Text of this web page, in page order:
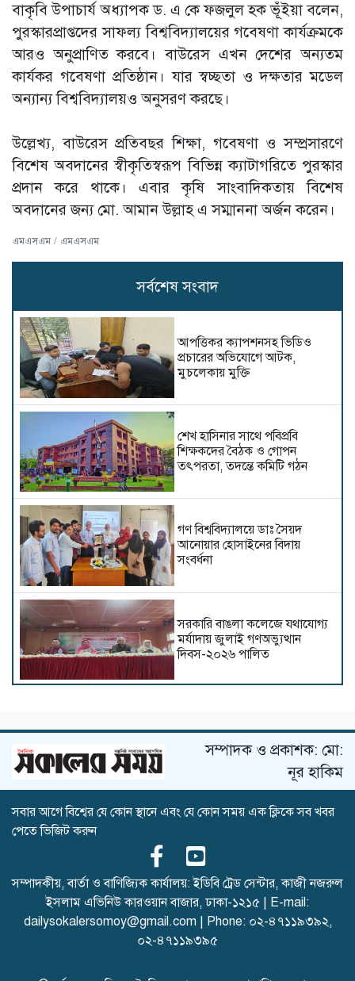
বাকৃবি উপাচার্য অধ্যাপক ড. এ কে ফজলুল হক ভূঁইয়া বলেন,
পুরস্কারপ্রাপ্তদের সাফল্য বিশ্ববিদ্যালয়ের গবেষণা কার্যক্রমকে
আরও অনুপ্রাণিত করবে। বাউরেস এখন দেশের অন্যতম
কার্যকর গবেষণা প্রতিষ্ঠান। যার স্বচ্ছতা ও দক্ষতার মডেল
অন্যান্য বিশ্ববিদ্যালয়ও অনুসরণ করছে।
উল্লেখ্য, বাউরেস প্রতিবছর শিক্ষা, গবেষণা ও সম্প্রসারণে
বিশেষ অবদানের স্বীকৃতিস্বরূপ বিভিন্ন ক্যাটাগরিতে পুরস্কার
প্রদান করে থাকে। এবার কৃষি সাংবাদিকতায় বিশেষ
অবদানের জন্য মো. আমান উল্লাহ এ সম্মাননা অর্জন করেন।
এমএসএম / এমএসএম
সর্বশেষ সংবাদ
আপত্তিকর ক্যাপশনসহ ভিডিও
প্রচারের অভিযোগে আটক,
মুচলেকায় মুক্তি
শেখ হাসিনার সাথে পবিপ্রবি
শিক্ষকদের বৈঠক ও গোপন
তৎপরতা, তদন্তে কমিটি গঠন
গণ বিশ্ববিদ্যালয়ে ডাঃ সৈয়দ
আনোয়ার হোসাইনের বিদায়
সংবর্ধনা
সরকারি বাঙলা কলেজে যথাযোগ্য
মর্যাদায় জুলাই গণঅভ্যুত্থান
দিবস-২০২৬ পালিত
প্রত্যাহার; যা বলছেন সংশ্লিষ্ট
গবেষকরা
জুলাই শহীদদের স্মরণে পবিপ্রবিতে
ইসলামী ছাত্র আন্দোলন কুবি
শাখার সভাপতি ইফতি সাধারণ
সম্পাদক শাওন
সম্পাদক ও প্রকাশক: মো:
নূর হাকিম
সবার আগে বিশ্বের যে কোন স্থানে এবং যে কোন সময় এক ক্লিকে সব খবর
পেতে ভিজিট করুন
সম্পাদকীয়, বার্তা ও বাণিজ্যিক কার্যালয়: ইডিবি ট্রেড সেন্টার, কাজী নজরুল
ইসলাম এভিনিউ কারওয়ান বাজার, ঢাকা-১২১৫ | E-mail:
dailysokalersomoy@gmail.com | Phone: ০২-৪৭১১৯৩৯২,
০২-৪৭১১৯৩৯৫